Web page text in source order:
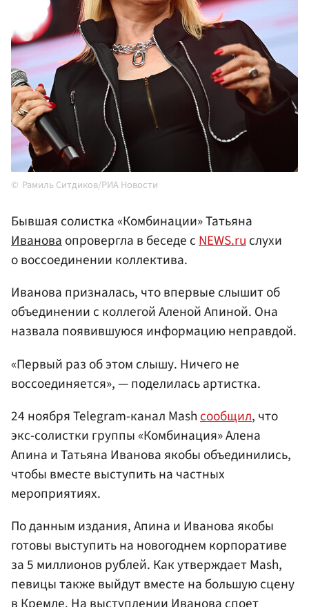
Рамиль Ситдиков/РИА Новости
Бывшая солистка «Комбинации» Татьяна
Ивановаопровергла в беседе сNEWS.ruслухи
о воссоединении коллектива.
Иванова призналась, что впервые слышит об
объединении с коллегой Аленой Апиной. Она
назвала появившуюся информацию неправдой.
«Первый раз об этом слышу. Ничего не
воссоединяется», — поделилась артистка.
24 ноября Telegram-канал Mashсообщил, что
экс-солистки группы «Комбинация» Алена
Апина и Татьяна Иванова якобы объединились,
чтобы вместе выступить на частных
мероприятиях.
По данным издания, Апина и Иванова якобы
готовы выступить на новогоднем корпоративе
за 5 миллионов рублей. Как утверждает Mash,
певицы также выйдут вместе на большую сцену